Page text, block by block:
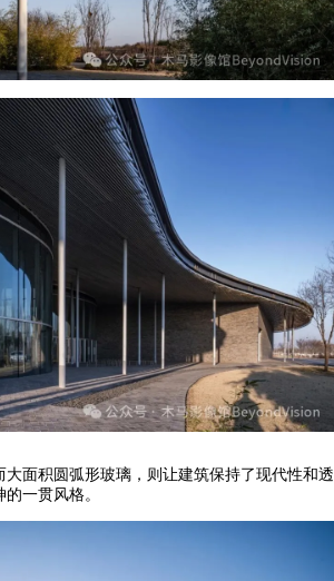
面积圆弧形玻璃，则让建筑保持了现代性和透
一贯风格。